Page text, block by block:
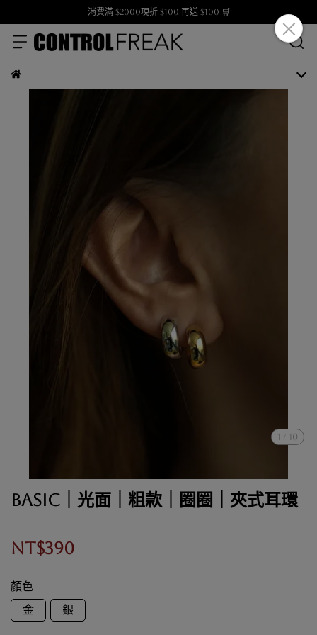
消費滿 $2000現折 $100 再送 $100 🛒
1 10
BASIC｜光面｜粗款｜圈圈｜夾式耳環
NT$390
顏色
金
銀